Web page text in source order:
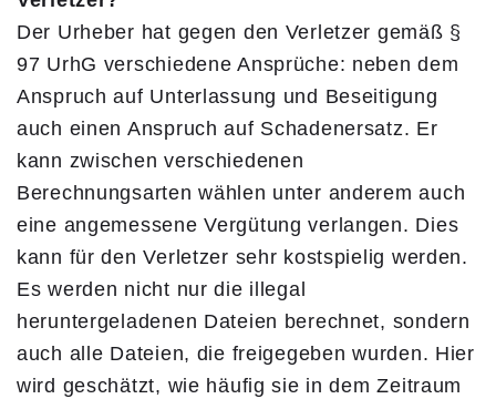
Der Urheber hat gegen den Verletzer gemäß §
97 UrhG verschiedene Ansprüche: neben dem
Anspruch auf Unterlassung und Beseitigung
auch einen Anspruch auf Schadenersatz. Er
kann zwischen verschiedenen
Berechnungsarten wählen unter anderem auch
eine angemessene Vergütung verlangen. Dies
kann für den Verletzer sehr kostspielig werden.
Es werden nicht nur die illegal
heruntergeladenen Dateien berechnet, sondern
auch alle Dateien, die freigegeben wurden. Hier
wird geschätzt, wie häufig sie in dem Zeitraum